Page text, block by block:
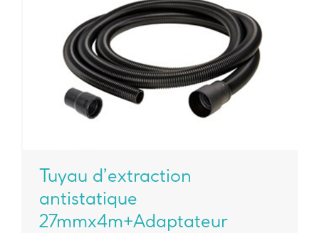
Tuyau d’extraction
antistatique
27mmx4m+Adaptateur